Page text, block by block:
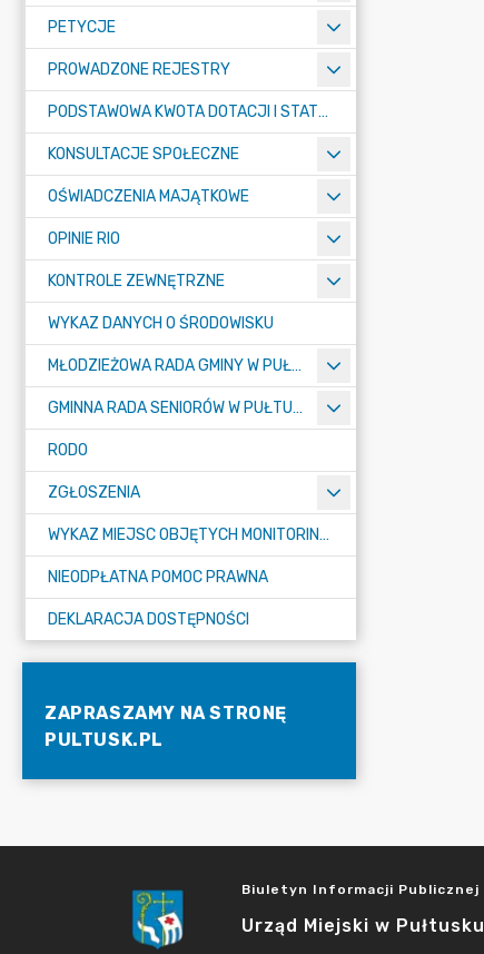
PETYCJE
PROWADZONE REJESTRY
PODSTAWOWA KWOTA DOTACJI I STATYSTYCZNA LICZBA UCZNIÓW
KONSULTACJE SPOŁECZNE
OŚWIADCZENIA MAJĄTKOWE
OPINIE RIO
KONTROLE ZEWNĘTRZNE
WYKAZ DANYCH O ŚRODOWISKU
MŁODZIEŻOWA RADA GMINY W PUŁTUSKU
GMINNA RADA SENIORÓW W PUŁTUSKU
RODO
ZGŁOSZENIA
WYKAZ MIEJSC OBJĘTYCH MONITORINGIEM
NIEODPŁATNA POMOC PRAWNA
DEKLARACJA DOSTĘPNOŚCI
ZAPRASZAMY NA STRONĘ
PULTUSK.PL
Biuletyn Informacji Publicznej
Urząd Miejski w Pułtusku